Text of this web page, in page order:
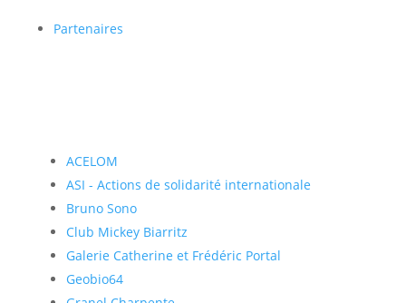
Partenaires
ACELOM
ASI - Actions de solidarité internationale
Bruno Sono
Club Mickey Biarritz
Galerie Catherine et Frédéric Portal
Geobio64